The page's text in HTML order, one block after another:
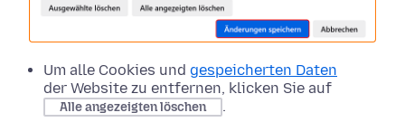
Um alle Cookies und gespeicherten Daten
der Website zu entfernen, klicken Sie auf
Alle angezeigten löschen
.